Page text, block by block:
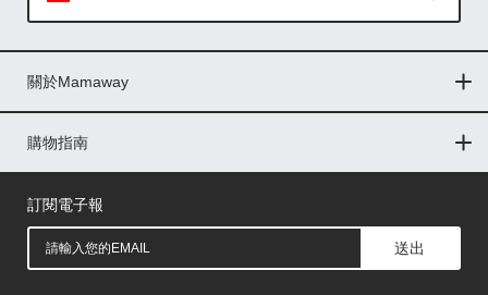
印尼
菲律賓
馬來西亞
關於Mamaway
門市據點
最新消息
品牌故事
人力招募
媒體花絮
隱私權聲明
CSR企業社會責任
購物指南
購物常見問題
退換貨問題
儲值金使用條款
購買儲值金
發票問題
會員權益
線上留言
吸乳器-免費體驗
訂閱電子報
送出